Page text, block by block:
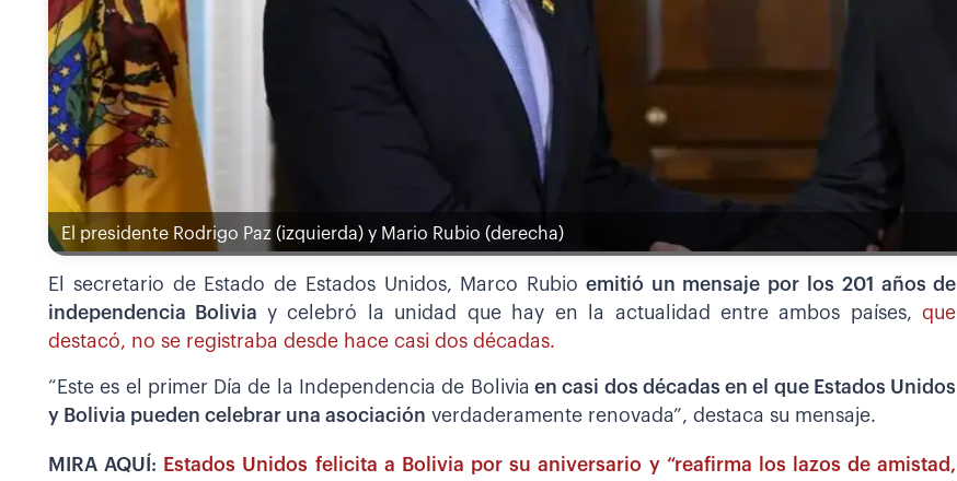
El presidente Rodrigo Paz (izquierda) y Mario Rubio (derecha)
El secretario de Estado de Estados Unidos, Marco Rubio emitió un mensaje por los 201 años de
independencia Bolivia y celebró la unidad que hay en la actualidad entre ambos países, que
destacó, no se registraba desde hace casi dos décadas.
“Este es el primer Día de la Independencia de Bolivia en casi dos décadas en el que Estados Unidos
y Bolivia pueden celebrar una asociación verdaderamente renovada”, destaca su mensaje.
MIRA AQUÍ: Estados Unidos felicita a Bolivia por su aniversario y “reafirma los lazos de amistad,